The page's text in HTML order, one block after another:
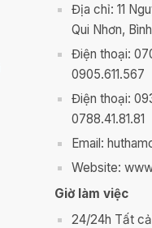
Địa chỉ: 11
Qui Nhơn,
Điện thoại:
0905.611.567
Điện thoại:
0788.41.81.81
Email:
Website:
Giờ làm việc
24/24h Tất